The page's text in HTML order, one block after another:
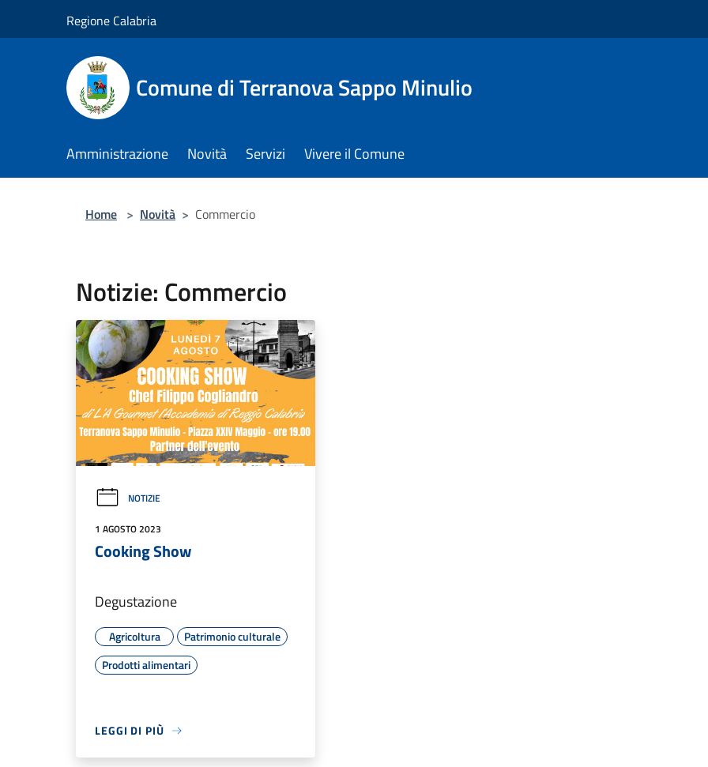
Regione Calabria
Comune di Terranova Sappo Minulio
Amministrazione Novità Servizi Vivere il Comune
Home > Novità > Commercio
Notizie: Commercio
NOTIZIE
1 AGOSTO 2023
Cooking Show
Degustazione
Agricoltura
Patrimonio culturale
Prodotti alimentari
LEGGI DI PIÙ